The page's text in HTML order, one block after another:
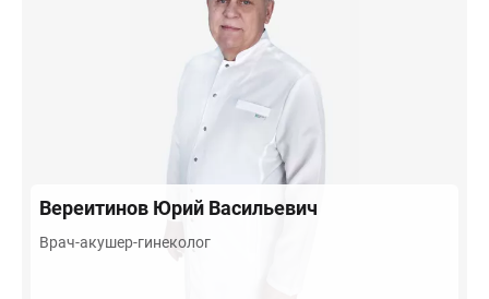
Вереитинов Юрий Васильевич
Врач-акушер-гинеколог